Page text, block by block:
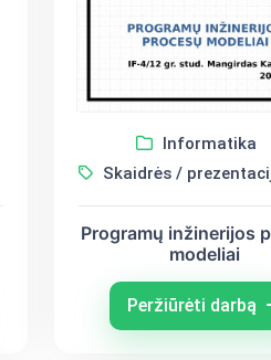
Informatika
Skaidrės /
Programų inžinerijos
modeliai
Peržiūrėti darbą